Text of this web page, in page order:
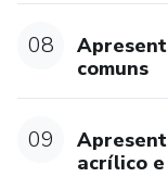
08
comuns
09
acrílico